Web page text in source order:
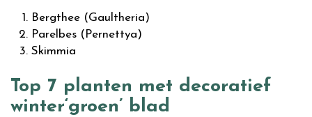
Bergthee (Gaultheria)
Parelbes (Pernettya)
Skimmia
Top 7 planten met decoratief
winter‘groen’ blad